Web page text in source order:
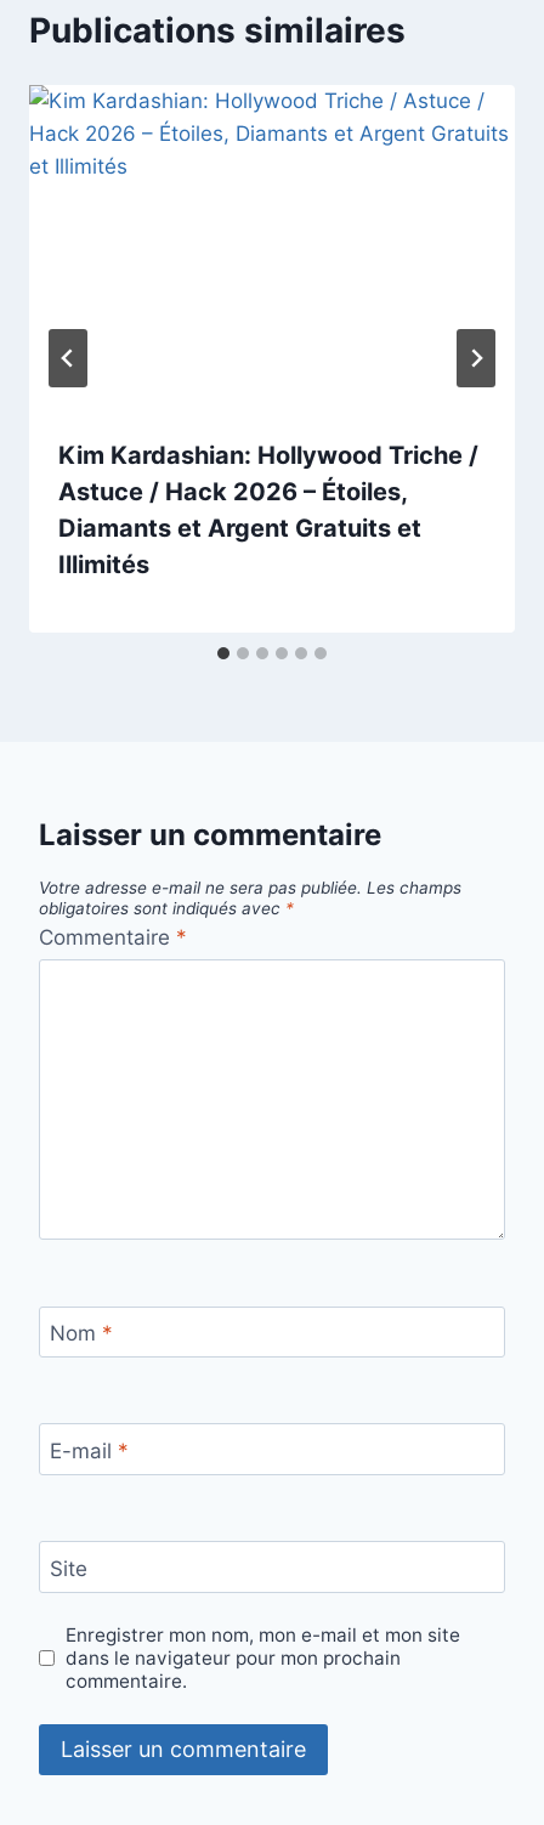
Publications similaires
Kim Kardashian: Hollywood Triche /
Astuce / Hack 2026 – Étoiles,
Diamants et Argent Gratuits et
Illimités
Laisser un commentaire
Votre adresse e-mail ne sera pas publiée. Les champs
obligatoires sont indiqués avec *
Commentaire *
Nom *
E-mail *
Site
Enregistrer mon nom, mon e-mail et mon site
dans le navigateur pour mon prochain
commentaire.